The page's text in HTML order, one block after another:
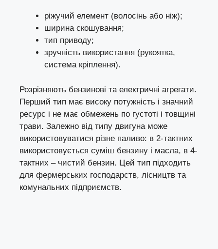
ріжучий елемент (волосінь або ніж);
ширина скошування;
тип приводу;
зручність використання (рукоятка,
система кріплення).
Розрізняють бензинові та електричні агрегати.
Перший тип має високу потужність і значний
ресурс і не має обмежень по густоті і товщині
трави. Залежно від типу двигуна може
використовуватися різне паливо: в 2-тактних
використовується суміш бензину і масла, в 4-
тактних – чистий бензин. Цей тип підходить
для фермерських господарств, лісництв та
комунальних підприємств.